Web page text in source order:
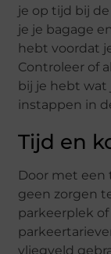
je op tijd bij
je je bagage
hebt voordat
Controleer of
bij je hebt
instappen in
Tijd en
Door met een
geen zorgen
parkeerplek
vliegveld